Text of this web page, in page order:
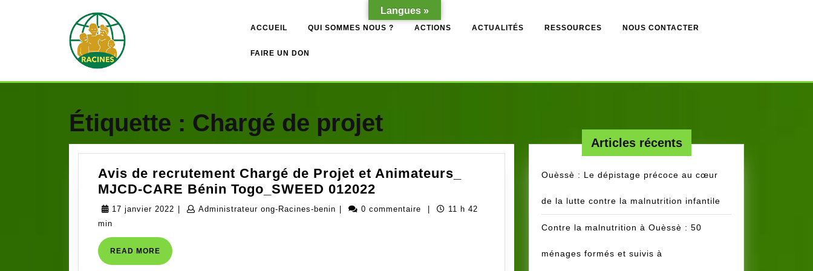
ACCUEIL QUI SOMMES NOUS ? ACTIONS ACTUALITÉS RESSOURCES NOUS CONTACTER
FAIRE UN DON
Étiquette : Chargé de projet
Avis de recrutement Chargé de Projet et Animateurs_
MJCD-CARE Bénin Togo_SWEED 012022
de
17 janvier 2022 17
Administrateur ong-Racines-benin Administrateur
0 commentaire
11 h 42
min
READ MORE READ
MORE
Articles récents
Ouèssè : Le dépistage précoce au cœur
de la lutte contre la malnutrition infantile
Contre la malnutrition à Ouèssè : 50
ménages formés et suivis à
Langues »